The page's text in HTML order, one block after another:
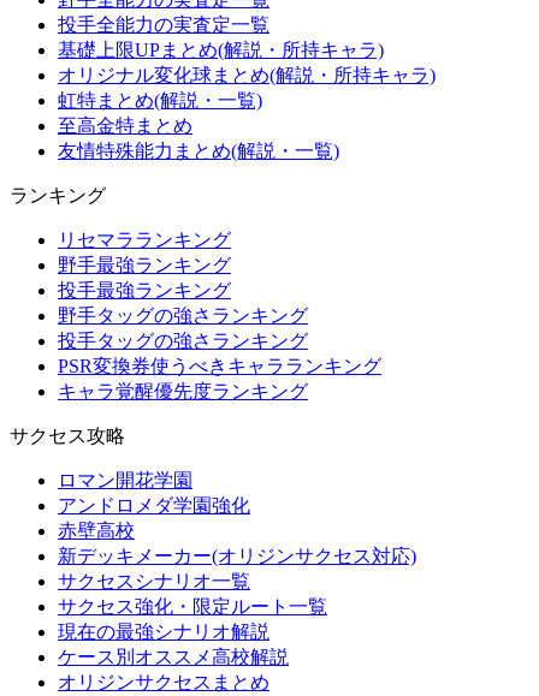
投手全能力の実査定一覧
基礎上限UPまとめ(解説・所持キャラ)
オリジナル変化球まとめ(解説・所持キャラ)
虹特まとめ(解説・一覧)
至高金特まとめ
友情特殊能力まとめ(解説・一覧)
ランキング
リセマラランキング
野手最強ランキング
投手最強ランキング
野手タッグの強さランキング
投手タッグの強さランキング
PSR変換券使うべきキャラランキング
キャラ覚醒優先度ランキング
サクセス攻略
ロマン開花学園
アンドロメダ学園強化
赤壁高校
新デッキメーカー(オリジンサクセス対応)
サクセスシナリオ一覧
サクセス強化・限定ルート一覧
現在の最強シナリオ解説
ケース別オススメ高校解説
オリジンサクセスまとめ